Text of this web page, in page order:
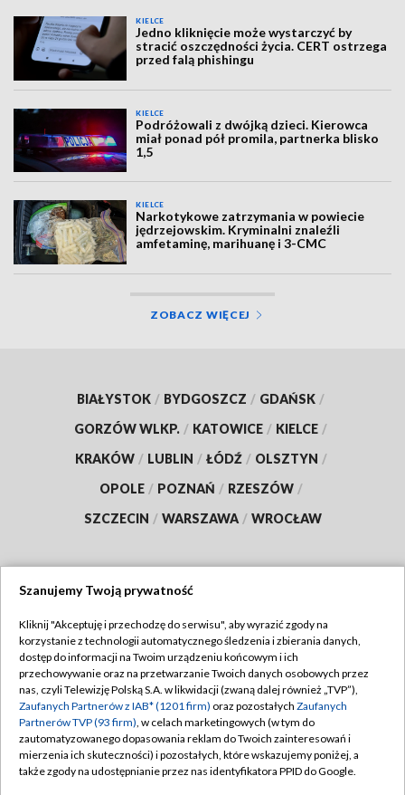
KIELCE
Jedno kliknięcie może wystarczyć by
stracić oszczędności życia. CERT ostrzega
przed falą phishingu
KIELCE
Podróżowali z dwójką dzieci. Kierowca
miał ponad pół promila, partnerka blisko
1,5
KIELCE
Narkotykowe zatrzymania w powiecie
jędrzejowskim. Kryminalni znaleźli
amfetaminę, marihuanę i 3-CMC
ZOBACZ WIĘCEJ
BIAŁYSTOK / BYDGOSZCZ / GDAŃSK /
GORZÓW WLKP. / KATOWICE / KIELCE /
KRAKÓW / LUBLIN / ŁÓDŹ / OLSZTYN /
OPOLE / POZNAŃ / RZESZÓW /
SZCZECIN / WARSZAWA / WROCŁAW
TVP
Abonament TVP
Emisja w TVP
Centrum informacji TVP
Naziemna Telewizja Cyfrowa
Regulamin TVP
Polityka prywatności
Moje zgody
Pomoc
Szanujemy Twoją prywatność
Kliknij "Akceptuję i przechodzę do serwisu", aby wyrazić zgody na
korzystanie z technologii automatycznego śledzenia i zbierania danych,
dostęp do informacji na Twoim urządzeniu końcowym i ich
przechowywanie oraz na przetwarzanie Twoich danych osobowych przez
nas, czyli Telewizję Polską S.A. w likwidacji (zwaną dalej również „TVP”),
Zaufanych Partnerów z IAB* (1201 firm) oraz pozostałych Zaufanych
Partnerów TVP (93 firm), w celach marketingowych (w tym do
zautomatyzowanego dopasowania reklam do Twoich zainteresowań i
mierzenia ich skuteczności) i pozostałych, które wskazujemy poniżej, a
także zgody na udostępnianie przez nas identyfikatora PPID do Google.